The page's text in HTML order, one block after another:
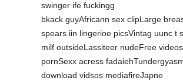
swinger ife fuckingg
bkack guyAfricann sex clipLarge
spears iin lingerioe picsVintag uunc t
milf outsideLassiteer nudeFree
pornSexx acress
download vidsos mediafireJapne